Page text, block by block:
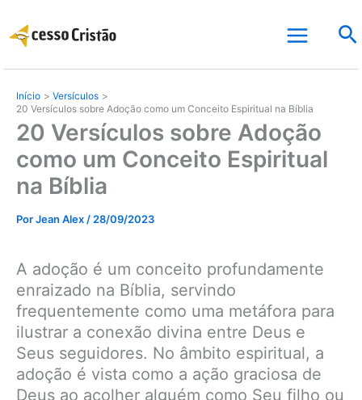
para
conteúdo
Início
Versículos
20 Versículos sobre Adoção como um Conceito Espiritual na Bíblia
20 Versículos sobre Adoção
como um Conceito Espiritual
na Bíblia
PorJean Alex / 28/09/2023
A adoção é um conceito profundamente
enraizado na Bíblia, servindo
frequentemente como uma metáfora para
ilustrar a conexão divina entre Deus e
Seus seguidores. No âmbito espiritual, a
adoção é vista como a ação graciosa de
Deus ao acolher alguém como Seu filho ou